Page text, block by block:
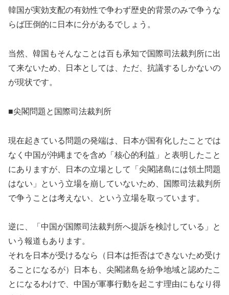
韓国が実効支配の有効性で争わず歴史的背景のみで争うな
らば圧倒的に日本に分があるでしょう。
当然、韓国もそんなことは百も承知で国際司法裁判所に出
て来ないため、日本としては、ただ、抗議するしかないの
が現状です。
■尖閣問題と国際司法裁判所
現在起きている問題の発端は、日本が国有化したことでは
なく中国が沖縄までを含め「核心的利益」と表明したこと
にありますが、日本の立場として「尖閣諸島には領土問題
はない」という立場を崩していないため、国際司法裁判所
で争うことは考えない、という立場を取っています。
逆に、「中国が国際司法裁判所へ提訴を検討している」と
いう報道もあります。
それを日本が受けるなら（日本は拒否はできないため受け
ることになるが）日本も、尖閣諸島を紛争地域と認めたこ
とになるわけで、中国が軍事行動を起こす理由にもなり得